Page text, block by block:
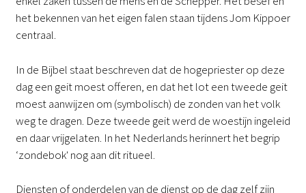
het bekennen van het eigen falen staan tijdens Jom Kippoer
centraal.
In de Bijbel staat beschreven dat de hogepriester op deze
dag een geit moest offeren, en dat het lot een tweede geit
moest aanwijzen om (symbolisch) de zonden van het volk
weg te dragen. Deze tweede geit werd de woestijn ingeleid
en daar vrijgelaten. In het Nederlands herinnert het begrip
‘zondebok' nog aan dit ritueel.
Diensten of onderdelen van de dienst op de dag zelf zijn